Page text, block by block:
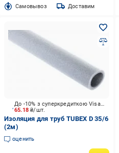
Cамовывоз Доставим
65.18₴/шт.
До -10% з суперкредиткою Visa Вигода
Изоляция для труб TUBEX D 35/6
(2м)
оценить